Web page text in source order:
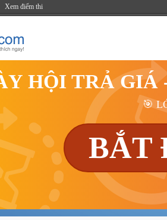
Xem điểm thi
HỘI TRẢ GIÁ
🎯
BẮT